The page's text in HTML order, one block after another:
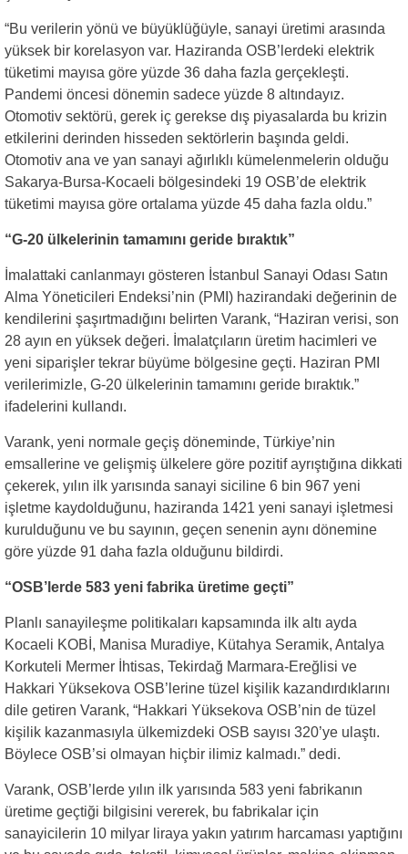
“Bu verilerin yönü ve büyüklüğüyle, sanayi üretimi arasında
yüksek bir korelasyon var. Haziranda OSB’lerdeki elektrik
tüketimi mayısa göre yüzde 36 daha fazla gerçekleşti.
Pandemi öncesi dönemin sadece yüzde 8 altındayız.
Otomotiv sektörü, gerek iç gerekse dış piyasalarda bu krizin
etkilerini derinden hisseden sektörlerin başında geldi.
Otomotiv ana ve yan sanayi ağırlıklı kümelenmelerin olduğu
Sakarya-Bursa-Kocaeli bölgesindeki 19 OSB’de elektrik
tüketimi mayısa göre ortalama yüzde 45 daha fazla oldu.”
“G-20 ülkelerinin tamamını geride bıraktık”
İmalattaki canlanmayı gösteren İstanbul Sanayi Odası Satın
Alma Yöneticileri Endeksi’nin (PMI) hazirandaki değerinin de
kendilerini şaşırtmadığını belirten Varank, “Haziran verisi, son
28 ayın en yüksek değeri. İmalatçıların üretim hacimleri ve
yeni siparişler tekrar büyüme bölgesine geçti. Haziran PMI
verilerimizle, G-20 ülkelerinin tamamını geride bıraktık.”
ifadelerini kullandı.
Varank, yeni normale geçiş döneminde, Türkiye’nin
emsallerine ve gelişmiş ülkelere göre pozitif ayrıştığına dikkati
çekerek, yılın ilk yarısında sanayi siciline 6 bin 967 yeni
işletme kaydolduğunu, haziranda 1421 yeni sanayi işletmesi
kurulduğunu ve bu sayının, geçen senenin aynı dönemine
göre yüzde 91 daha fazla olduğunu bildirdi.
“OSB’lerde 583 yeni fabrika üretime geçti”
Planlı sanayileşme politikaları kapsamında ilk altı ayda
Kocaeli KOBİ, Manisa Muradiye, Kütahya Seramik, Antalya
Korkuteli Mermer İhtisas, Tekirdağ Marmara-Ereğlisi ve
Hakkari Yüksekova OSB’lerine tüzel kişilik kazandırdıklarını
dile getiren Varank, “Hakkari Yüksekova OSB’nin de tüzel
kişilik kazanmasıyla ülkemizdeki OSB sayısı 320’ye ulaştı.
Böylece OSB’si olmayan hiçbir ilimiz kalmadı.” dedi.
Varank, OSB’lerde yılın ilk yarısında 583 yeni fabrikanın
üretime geçtiği bilgisini vererek, bu fabrikalar için
sanayicilerin 10 milyar liraya yakın yatırım harcaması yaptığını